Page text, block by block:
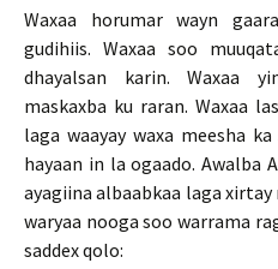
Waxaa horumar wayn
gudihiis. Waxaa soo
dhayalsan karin. Waxaa
maskaxba ku raran. Waxaa
laga waayay waxa meesha
hayaan in la ogaado. Awalba
ayagiina albaabkaa laga xirtay
waryaa nooga soo warrama
saddex qolo: